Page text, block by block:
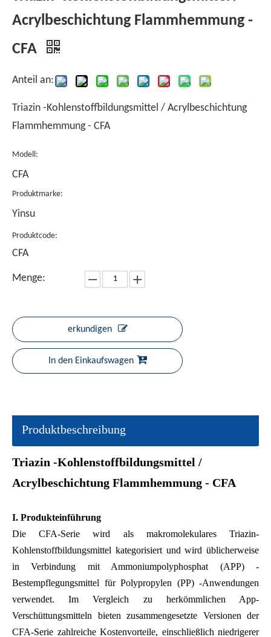
Acrylbeschichtung Flammhemmung -
CFA
Anteil an:
Triazin -Kohlenstoffbildungsmittel / Acrylbeschichtung
Flammhemmung - CFA
Modell:
CFA
Produktmarke:
Yinsu
Produktcode:
CFA
Menge:
erkundigen
In den Einkaufswagen
Produktbeschreibung
Triazin -Kohlenstoffbildungsmittel /
Acrylbeschichtung Flammhemmung - CFA
I. Produkteinführung
Die CFA-Serie wird als makromolekulares Triazin-
Kohlenstoffbildungsmittel kategorisiert und wird üblicherweise
in Verbindung mit Ammoniumpolyphosphat (APP) -
Bestempflegungsmittel für Polypropylen (PP) -Anwendungen
verwendet. Im Vergleich zu herkömmlichen App-
Verschüttungsmitteln bieten zusammengesetzte Versionen der
CFA-Serie zahlreiche Kostenvorteile, einschließlich niedrigerer